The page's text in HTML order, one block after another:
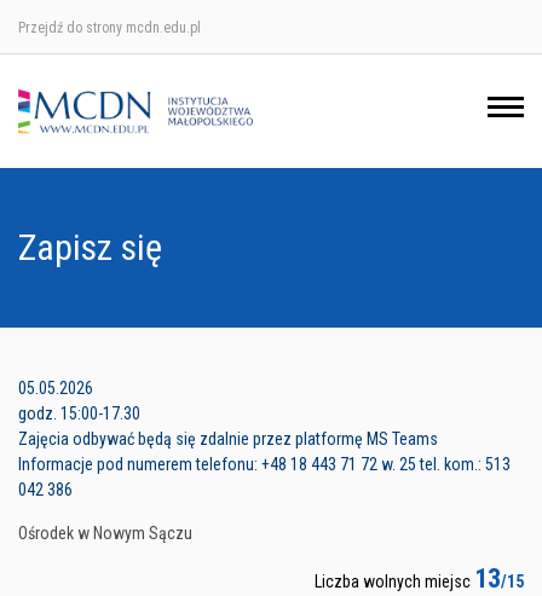
Przejdź do strony mcdn.edu.pl
Zapisz się
05.05.2026
godz. 15:00-17.30
Zajęcia odbywać będą się zdalnie przez platformę MS Teams
Informacje pod numerem telefonu: +48 18 443 71 72 w. 25 tel. kom.: 513
042 386
Ośrodek w Nowym Sączu
Liczba wolnych miejsc 13/15
Ośrodek w Krakowie
Ośrodek w Nowym Sączu
Ośrodek w Tarnowie